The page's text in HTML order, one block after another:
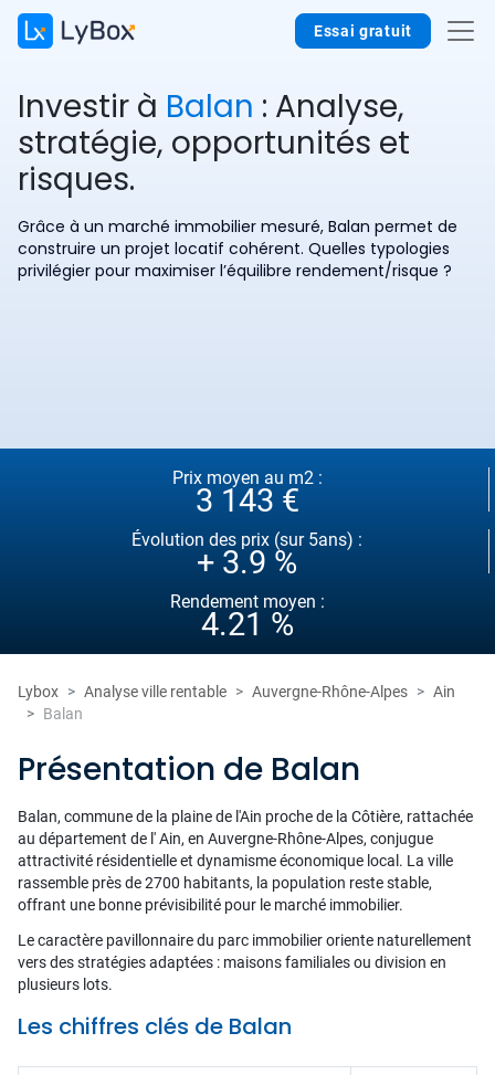
Essai gratuit
Investir à Balan : Analyse,
stratégie, opportunités et
risques.
Grâce à un marché immobilier mesuré, Balan permet de
construire un projet locatif cohérent. Quelles typologies
privilégier pour maximiser l’équilibre rendement/risque ?
Prix moyen au m2 :
3 143 €
Évolution des prix (sur 5ans) :
+ 3.9 %
Rendement moyen :
4.21 %
Lybox Analyse ville rentable Auvergne-Rhône-Alpes
Ain
Balan
Présentation de Balan
Balan, commune de la plaine de l'Ain proche de la Côtière, rattachée
au département de l' Ain, en Auvergne-Rhône-Alpes, conjugue
attractivité résidentielle et dynamisme économique local. La ville
rassemble près de 2700 habitants, la population reste stable,
offrant une bonne prévisibilité pour le marché immobilier.
Le caractère pavillonnaire du parc immobilier oriente naturellement
vers des stratégies adaptées : maisons familiales ou division en
plusieurs lots.
Les chiffres clés de Balan